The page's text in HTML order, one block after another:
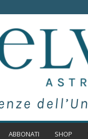
ABBONATI SHOP